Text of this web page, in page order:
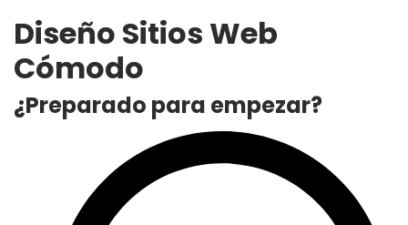
Diseño Sitios Web
Cómodo
¿Preparado para empezar?